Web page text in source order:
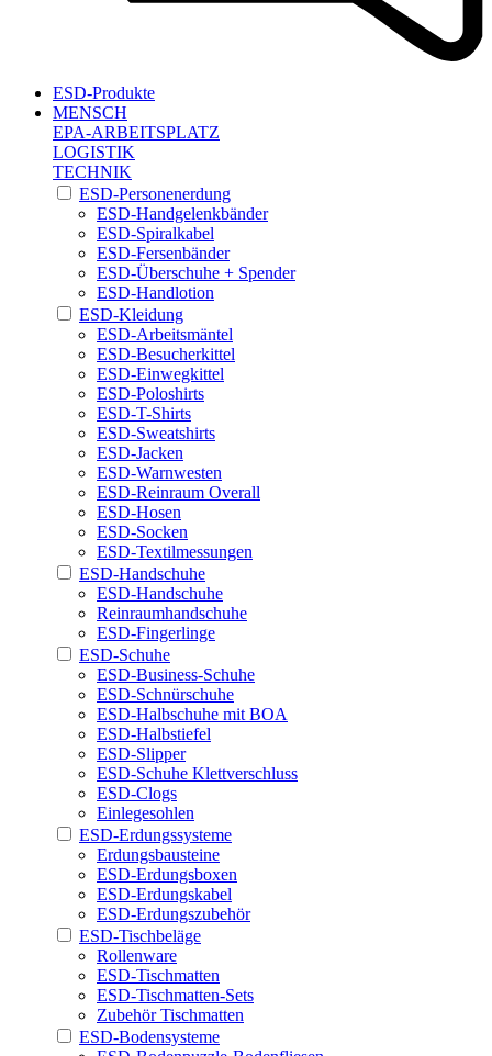
ESD-Produkte
MENSCH
EPA-ARBEITSPLATZ
LOGISTIK
TECHNIK
ESD-Personenerdung
ESD-Handgelenkbänder
ESD-Spiralkabel
ESD-Fersenbänder
ESD-Überschuhe + Spender
ESD-Handlotion
ESD-Kleidung
ESD-Arbeitsmäntel
ESD-Besucherkittel
ESD-Einwegkittel
ESD-Poloshirts
ESD-T-Shirts
ESD-Sweatshirts
ESD-Jacken
ESD-Warnwesten
ESD-Reinraum Overall
ESD-Hosen
ESD-Socken
ESD-Textilmessungen
ESD-Handschuhe
ESD-Handschuhe
Reinraumhandschuhe
ESD-Fingerlinge
ESD-Schuhe
ESD-Business-Schuhe
ESD-Schnürschuhe
ESD-Halbschuhe mit BOA
ESD-Halbstiefel
ESD-Slipper
ESD-Schuhe Klettverschluss
ESD-Clogs
Einlegesohlen
ESD-Erdungssysteme
Erdungsbausteine
ESD-Erdungsboxen
ESD-Erdungskabel
ESD-Erdungszubehör
ESD-Tischbeläge
Rollenware
ESD-Tischmatten
ESD-Tischmatten-Sets
Zubehör Tischmatten
ESD-Bodensysteme